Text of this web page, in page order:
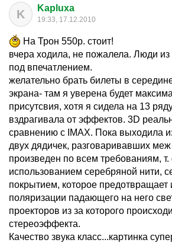
K Kapluxa
19:33, 17.12.2010
На Трон 550р. стоит!
вчера ходила, не пожалела. Люди
под впечатлением.
желательно брать билеты в
экрана- там я уверена будет
присутсвия, хотя я сидела на 13
вздрагивала от эффектов. 3D
сравнению с IMAX. Пока выходила
двух дядичек, разговаривавших меж
произведен по всем требованиям, т.
использованием серебряной нити,
покрытием, которое предотвращает
поляризации падающего на него
проекторов из за которого
стереоэффекта.
Качество звука класс...картинка